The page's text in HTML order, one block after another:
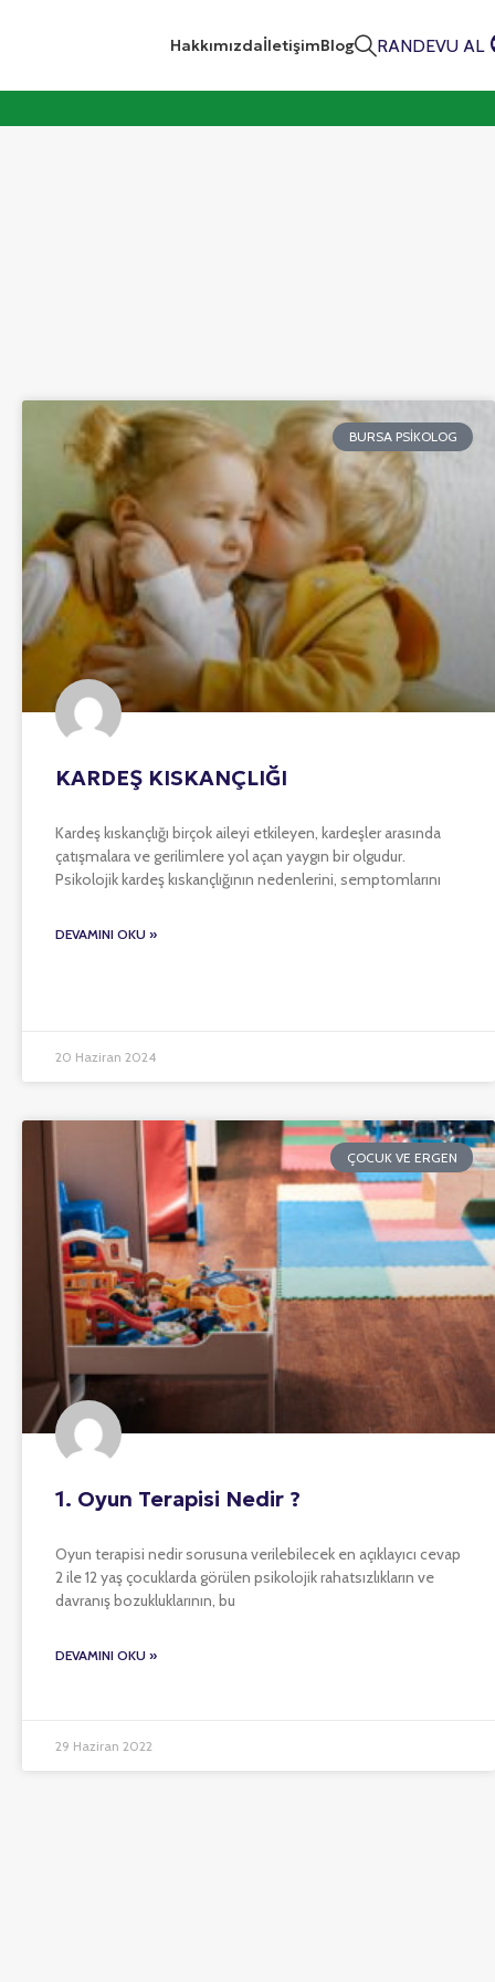
HakkımızdaİletişimBlog RANDEVU AL
BURSA PSIKOLOG
KARDEŞ KISKANÇLIĞI
Kardeş kıskançlığı birçok aileyi etkileyen, kardeşler arasında
çatışmalara ve gerilimlere yol açan yaygın bir olgudur.
Psikolojik kardeş kıskançlığının nedenlerini, semptomlarını
DEVAMINI OKU »
20 Haziran 2024
ÇOCUK VE ERGEN
1. Oyun Terapisi Nedir ?
Oyun terapisi nedir sorusuna verilebilecek en açıklayıcı cevap
2 ile 12 yaş çocuklarda görülen psikolojik rahatsızlıkların ve
davranış bozukluklarının, bu
DEVAMINI OKU »
29 Haziran 2022